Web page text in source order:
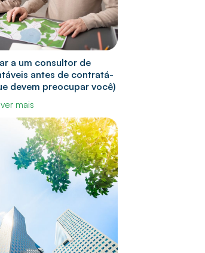
a um consultor de
antes de contratá-
devem preocupar você)
mais